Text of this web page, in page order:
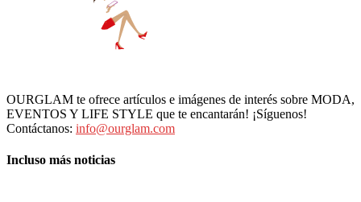
OURGLAM te ofrece artículos e imágenes de interés sobre MODA,
EVENTOS Y LIFE STYLE que te encantarán! ¡Síguenos!
Contáctanos: info@ourglam.com
Incluso más noticias